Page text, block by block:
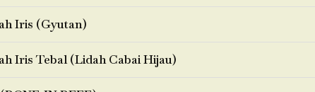
Iris (Gyutan)
Iris Tebal (Lidah Cabai Hijau)